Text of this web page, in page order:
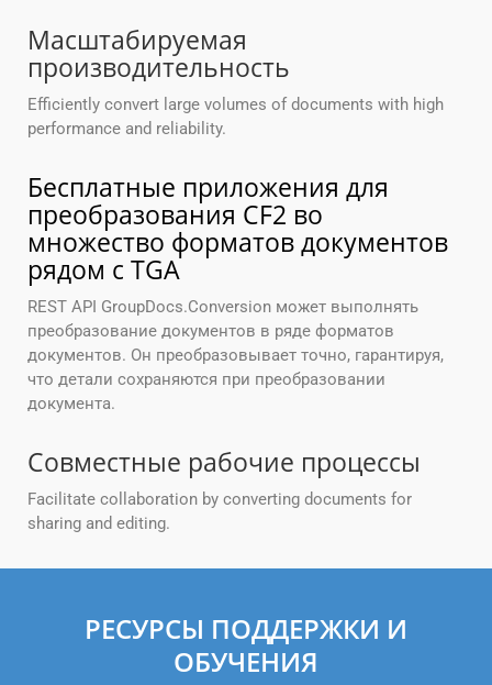
Масштабируемая
производительность
Efficiently convert large volumes of documents with high
performance and reliability.
Бесплатные приложения для
преобразования CF2 во
множество форматов документов
рядом с TGA
REST API GroupDocs.Conversion может выполнять
преобразование документов в ряде форматов
документов. Он преобразовывает точно, гарантируя,
что детали сохраняются при преобразовании
документа.
Совместные рабочие процессы
Facilitate collaboration by converting documents for
sharing and editing.
РЕСУРСЫ ПОДДЕРЖКИ И
ОБУЧЕНИЯ